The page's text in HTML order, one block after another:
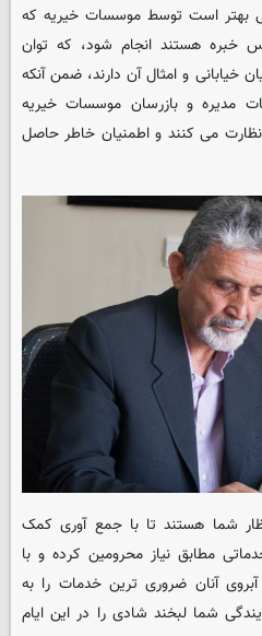
بهتر است توسط موسسات خیریه که
خبره هستند انجام شود، که توان
خیابانی و امثال آن دارند، ضمن آنکه
مدیره و بازرسان موسسات خیریه
نظارت می کنند و اطمنیان خاطر حاصل
شما هستند تا با جمع آوری کمک
مطابق نیاز محرومین کرده و با
آنان ضروری ترین خدمات را به
شما لبخند شادی را در این ایام